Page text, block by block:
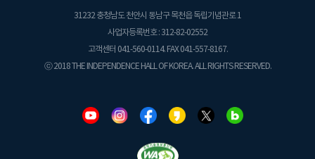
31232 충청남도 천안시 동남구 목천읍 독립기념관로 1
사업자등록번호 : 312-82-02552
고객센터 041-560-0114. FAX 041-557-8167.
ⓒ 2018 THE INDEPENDENCE HALL OF KOREA. ALL RIGHTS RESERVED.